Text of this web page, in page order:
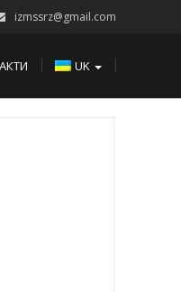
izmssrz@gmail.com
UK